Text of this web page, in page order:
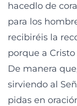
hacedlo de
para los
recibiréis la
porque a Cristo
De manera
sirviendo al
pidas en